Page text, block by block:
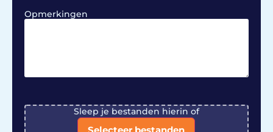
Opmerkingen
File Sleep je bestanden hierin of